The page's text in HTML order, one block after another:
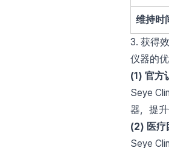
维持时
3. 获得
仪器的
(1) 官方
Seye
器，提升
(2) 医疗
Seye